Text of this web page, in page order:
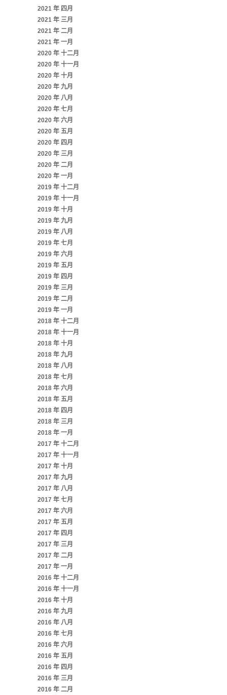
2021 年 四月
2021 年 三月
2021 年 二月
2021 年 一月
2020 年 十二月
2020 年 十一月
2020 年 十月
2020 年 九月
2020 年 八月
2020 年 七月
2020 年 六月
2020 年 五月
2020 年 四月
2020 年 三月
2020 年 二月
2020 年 一月
2019 年 十二月
2019 年 十一月
2019 年 十月
2019 年 九月
2019 年 八月
2019 年 七月
2019 年 六月
2019 年 五月
2019 年 四月
2019 年 三月
2019 年 二月
2019 年 一月
2018 年 十二月
2018 年 十一月
2018 年 十月
2018 年 九月
2018 年 八月
2018 年 七月
2018 年 六月
2018 年 五月
2018 年 四月
2018 年 三月
2018 年 一月
2017 年 十二月
2017 年 十一月
2017 年 十月
2017 年 九月
2017 年 八月
2017 年 七月
2017 年 六月
2017 年 五月
2017 年 四月
2017 年 三月
2017 年 二月
2017 年 一月
2016 年 十二月
2016 年 十一月
2016 年 十月
2016 年 九月
2016 年 八月
2016 年 七月
2016 年 六月
2016 年 五月
2016 年 四月
2016 年 三月
2016 年 二月